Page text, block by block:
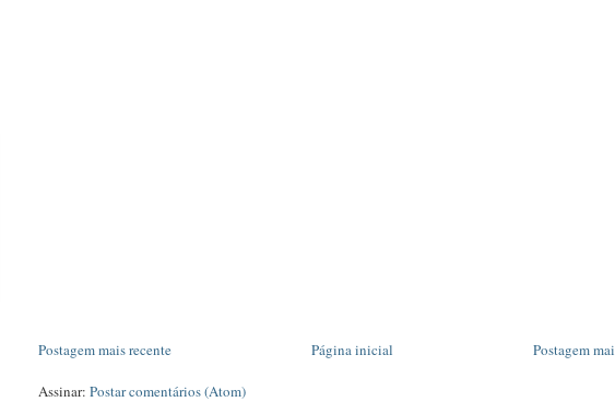
Postagem mais recente Postagem
Página inicial
Assinar:Postar comentários (Atom)